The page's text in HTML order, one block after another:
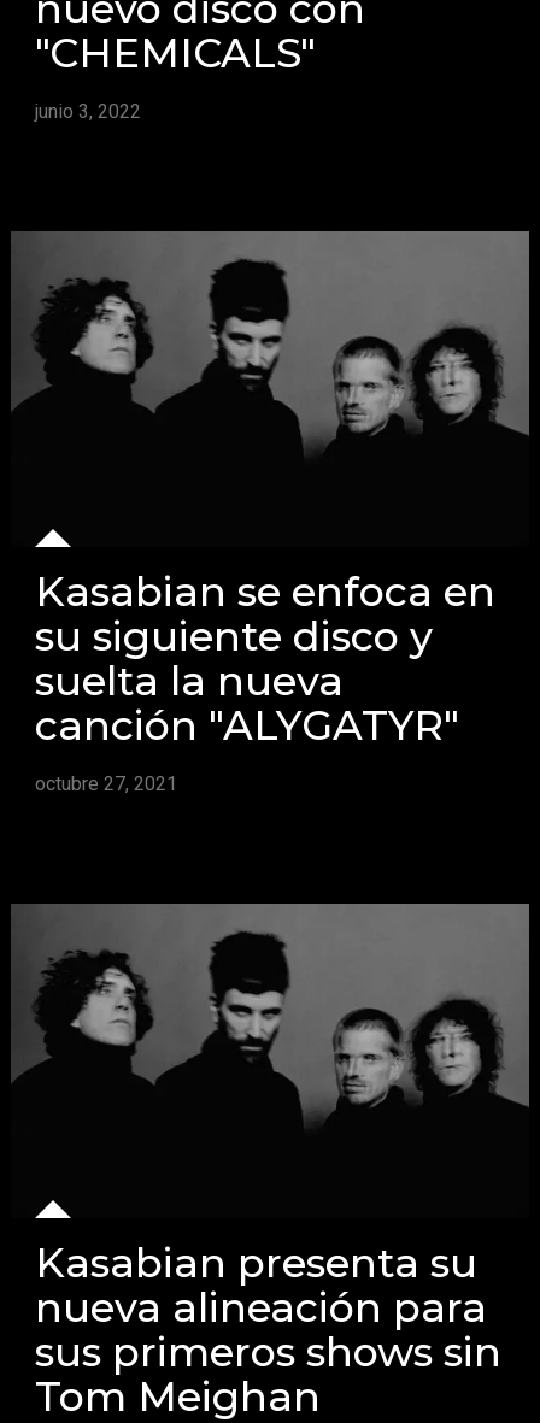
"CHEMICALS"
junio 3, 2022
Kasabian se enfoca en
su siguiente disco y
suelta la nueva
canción "ALYGATYR"
octubre 27, 2021
Kasabian presenta su
nueva alineación para
sus primeros shows sin
Tom Meighan